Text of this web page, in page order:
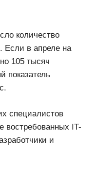
количество
Если в апреле на
105 тысяч
показатель
специалистов
востребованных IT-
и